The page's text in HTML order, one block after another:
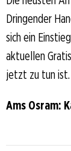
Dringender
sich ein
aktuellen
jetzt zu tun ist.
Ams Osram: